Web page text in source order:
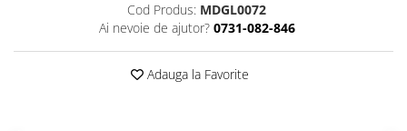
Display-uri Interactive
Cod Produs: MDGL0072
Ai nevoie de ajutor? 0731-082-846
Adauga la Favorite